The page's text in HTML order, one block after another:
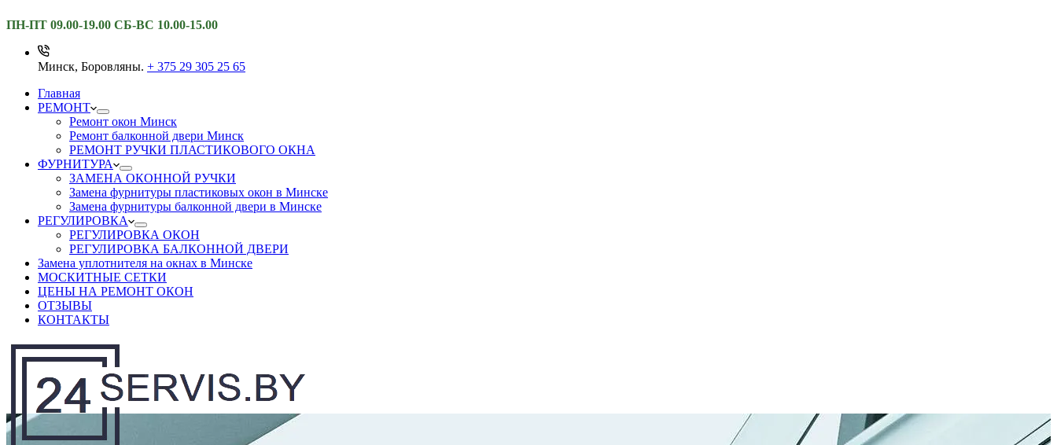
ПН-ПТ 09.00-19.00 СБ-ВС 10.00-15.00
Минск, Боровляны. + 375 29 305 25 65
Главная
РЕМОНТ
Ремонт окон Минск
Ремонт балконной двери Минск
РЕМОНТ РУЧКИ ПЛАСТИКОВОГО ОКНА
ФУРНИТУРА
ЗАМЕНА ОКОННОЙ РУЧКИ
Замена фурнитуры пластиковых окон в Минске
Замена фурнитуры балконной двери в Минске
РЕГУЛИРОВКА
РЕГУЛИРОВКА ОКОН
РЕГУЛИРОВКА БАЛКОННОЙ ДВЕРИ
Замена уплотнителя на окнах в Минске
МОСКИТНЫЕ СЕТКИ
ЦЕНЫ НА РЕМОНТ ОКОН
ОТЗЫВЫ
КОНТАКТЫ